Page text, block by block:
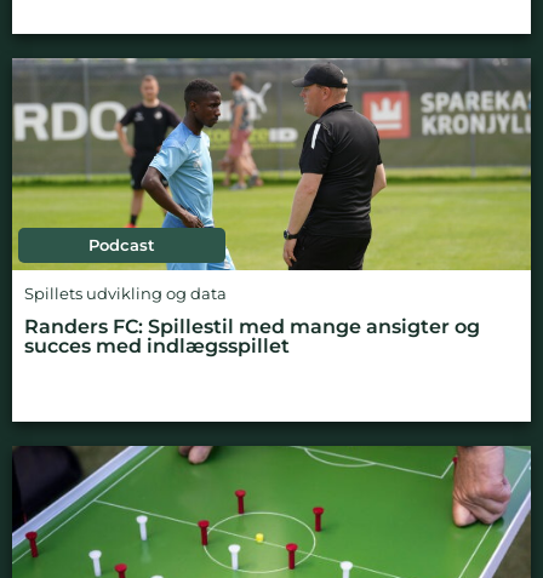
Podcast
Spillets udvikling og data
Randers FC: Spillestil med mange ansigter og
succes med indlægsspillet